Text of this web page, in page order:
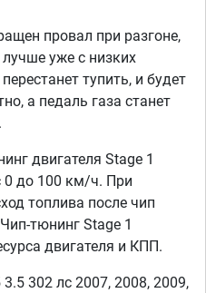
провал при разгоне,
уже с низких
тупить, и будет
а педаль газа станет
двигателя Stage 1
0 до 100 км/ч. При
топлива после чип
тюнинг Stage 1
двигателя и КПП.
302 лс 2007, 2008, 2009,